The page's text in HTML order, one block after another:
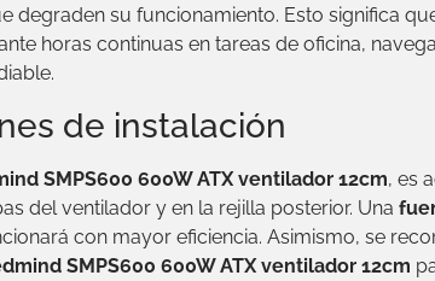
su funcionamiento. Esto significa
horas continuas en tareas de oficina,
de instalación
SMPS600 600W ATX ventilador 12cm, es
del ventilador y en la rejilla posterior. Una
con mayor eficiencia. Asimismo, se
SMPS600 600W ATX ventilador 12cm